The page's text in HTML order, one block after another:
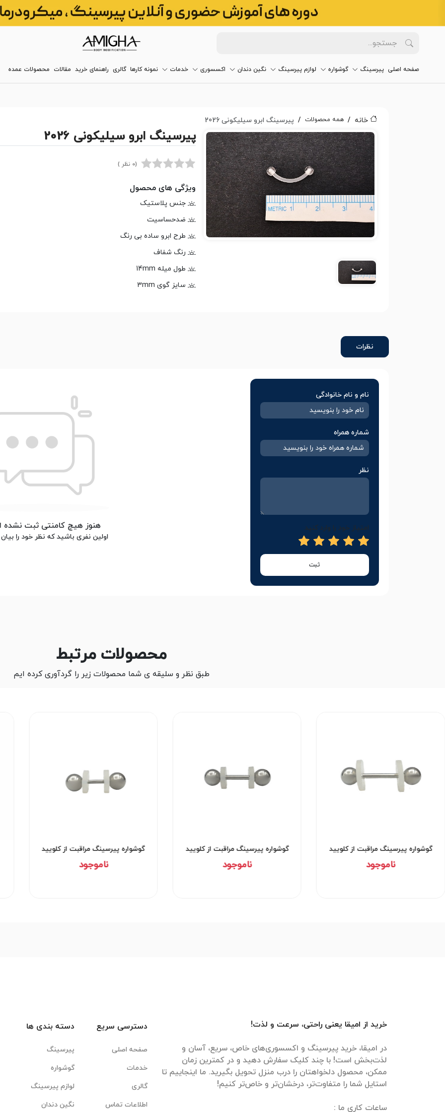
صفحه اصلی پیرسینگ گوشواره لوازم پیرسینگ نگین دندان اکسسوری خدمات نمونه کارها گالری راهنمای خرید مقالات محصولات عمده
خانه همه محصولات پیرسینگ ابرو سیلیکونی 2026
پیرسینگ ابرو سیلیکونی 2026
(0 نظر )
ویژگی های محصول
جنس پلاستیک
ضدحساسیت
طرح ابرو ساده بی رنگ
رنگ شفاف
طول میله 14mm
سایز گوی 3mm
نظرات
نام و نام خانوادگی
شماره همراه
نظر
امتیاز خود را وارد کنید
ثبت
هنوز هیچ کامنتی ثبت
اولین نفری باشید که نظر خود را
محصولات مرتبط
طبق نظر و سلیقه ی شما محصولات زیر را گردآوری کرده ایم
گوشواره پیرسینگ مراقبت از کلویید
کد۲۹۵۳
ناموجود
گوشواره پیرسینگ مراقبت از کلویید
کد۲۹۵۲
ناموجود
گوشواره پیرسینگ مراقبت از کلویید
ناموجود
خرید از امیقا یعنی راحتی، سرعت و لذت!
در امیقا، خرید پیرسینگ و اکسسوری‌های خاص، سریع، آسان و
لذت‌بخش است! با چند کلیک سفارش دهید و در کمترین زمان
ممکن، محصول دلخواهتان را درب منزل تحویل بگیرید. ما اینجاییم تا
دسترسی سریع
صفحه اصلی
خدمات
گالری
اطلاعات تماس
دسته بندی ها
پیرسینگ
گوشواره
لوازم پیرسینگ
نگین دندان